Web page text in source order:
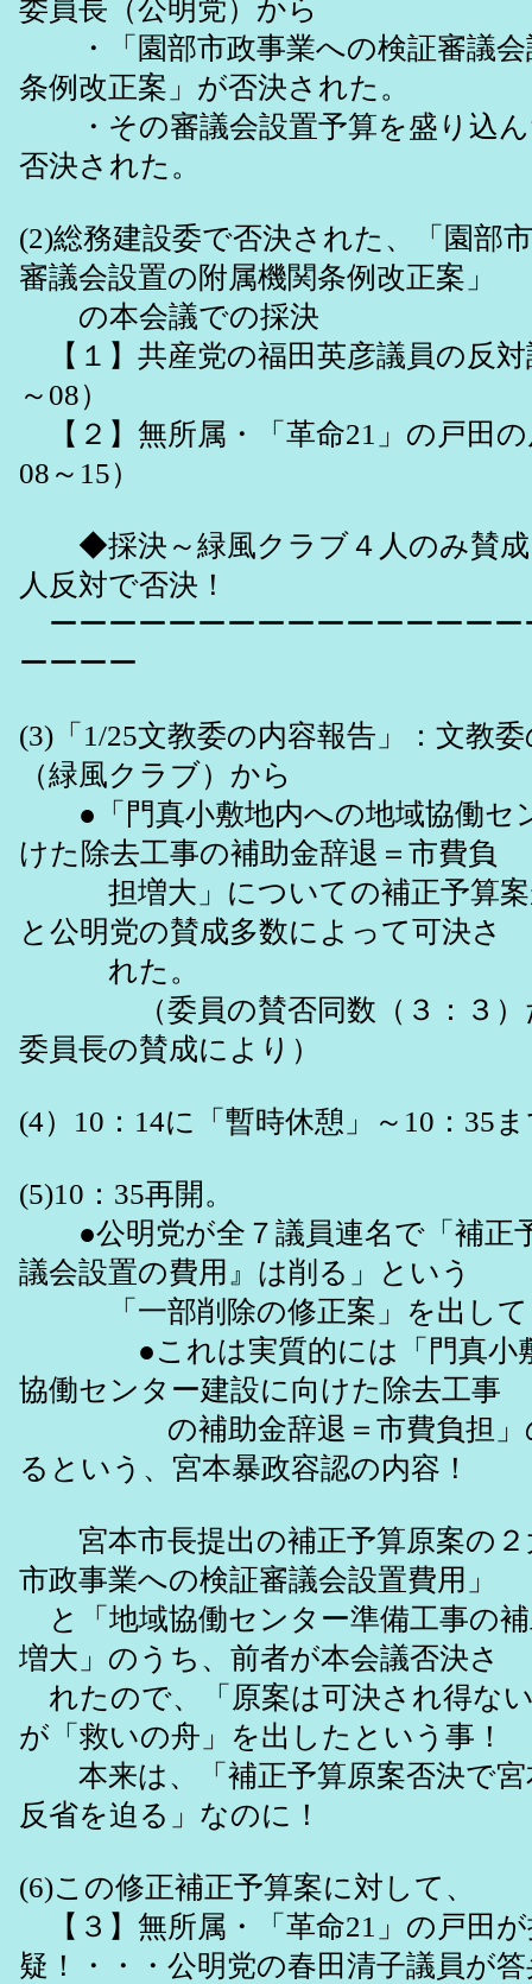
委員長（公明党）から
・「園部市政事業への検証審議会
条例改正案」が否決された。
・その審議会設置予算を盛り込ん
否決された。
(2)総務建設委で否決された、「園部
審議会設置の附属機関条例改正案」
の本会議での採決
【１】共産党の福田英彦議員の反
～08）
【２】無所属・「革命21」の戸田
08～15）
◆採決～緑風クラブ４人のみ賛成
人反対で否決！
ーーーーーーーーーーーーーーーー
ーーーー
(3)「1/25文教委の内容報告」：文教
（緑風クラブ）から
●「門真小敷地内への地域協働セ
けた除去工事の補助金辞退＝市費負
担増大」についての補正予算案
と公明党の賛成多数によって可決さ
れた。
（委員の賛否同数（３：３）
委員長の賛成により）
(4）10：14に「暫時休憩」～10：35
(5)10：35再開。
●公明党が全７議員連名で「補正
議会設置の費用』は削る」という
「一部削除の修正案」を出して
●これは実質的には「門真小敷
協働センター建設に向けた除去工事
の補助金辞退＝市費負担」の
るという、宮本暴政容認の内容！
宮本市長提出の補正予算原案の２
市政事業への検証審議会設置費用」
と「地域協働センター準備工事の
増大」のうち、前者が本会議否決さ
れたので、「原案は可決され得な
が「救いの舟」を出したという事！
本来は、「補正予算原案否決で宮
反省を迫る」なのに！
(6)この修正補正予算案に対して、
【３】無所属・「革命21」の戸田
疑！・・・公明党の春田清子議員が答